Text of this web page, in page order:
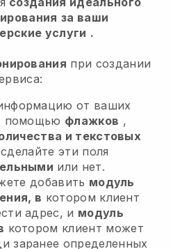
за ваши
услуги .
при создании
от ваших
помощью флажков ,
и текстовых
эти поля
или нет.
добавить модуль
в котором клиент
адрес, и модуль
котором клиент может
заранее определенных